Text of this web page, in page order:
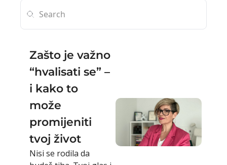
Zašto je važno
“hvalisati se” –
i kako to
može
promijeniti
tvoj život
Nisi se rodila da